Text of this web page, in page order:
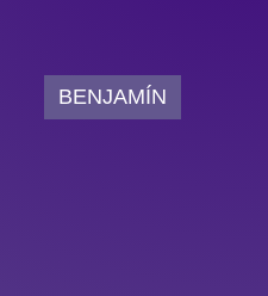
BENJAMÍN